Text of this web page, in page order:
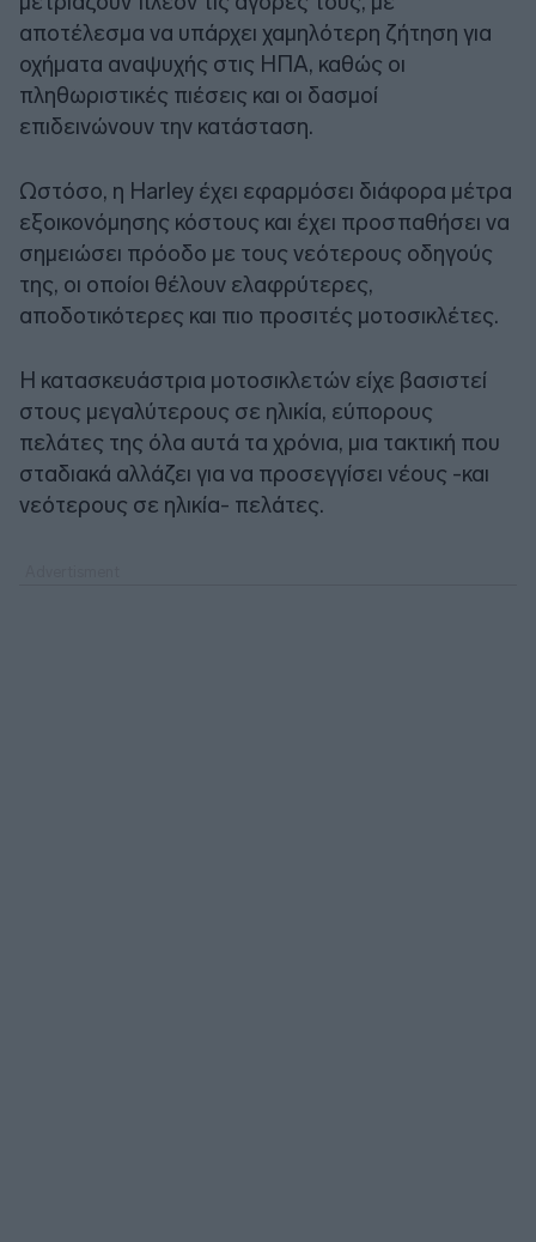
αποτέλεσμα να υπάρχει χαμηλότερη ζήτηση για
οχήματα αναψυχής στις ΗΠΑ, καθώς οι
πληθωριστικές πιέσεις και οι δασμοί
επιδεινώνουν την κατάσταση.
Ωστόσο, η Harley έχει εφαρμόσει διάφορα μέτρα
εξοικονόμησης κόστους και έχει προσπαθήσει να
σημειώσει πρόοδο με τους νεότερους οδηγούς
της, οι οποίοι θέλουν ελαφρύτερες,
αποδοτικότερες και πιο προσιτές μοτοσικλέτες.
Η κατασκευάστρια μοτοσικλετών είχε βασιστεί
στους μεγαλύτερους σε ηλικία, εύπορους
πελάτες της όλα αυτά τα χρόνια, μια τακτική που
σταδιακά αλλάζει για να προσεγγίσει νέους -και
νεότερους σε ηλικία- πελάτες.